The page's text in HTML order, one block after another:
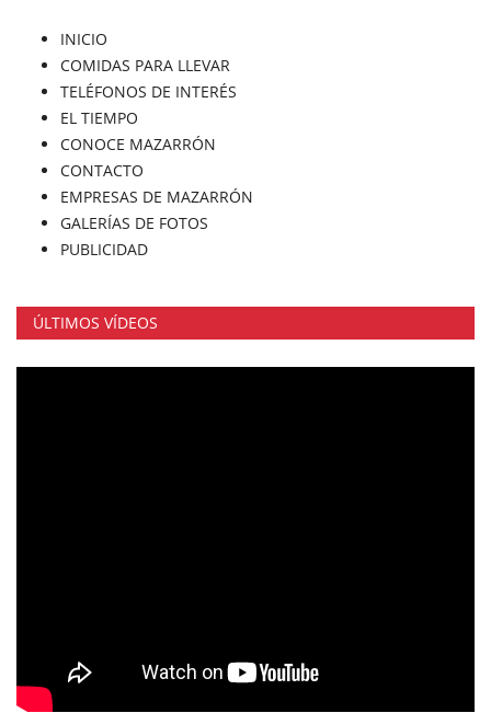
INICIO
COMIDAS PARA LLEVAR
TELÉFONOS DE INTERÉS
EL TIEMPO
CONOCE MAZARRÓN
CONTACTO
EMPRESAS DE MAZARRÓN
GALERÍAS DE FOTOS
PUBLICIDAD
ÚLTIMOS VÍDEOS